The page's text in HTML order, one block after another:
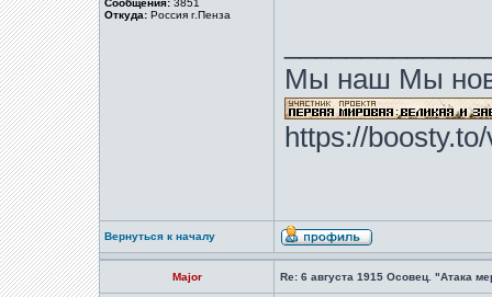
Сообщения: 3851
Откуда: Россия г.Пенза
Мы наш Мы
https://
Вернуться к началу
Major Re: 6 августа 1915 Осовец. "Атака